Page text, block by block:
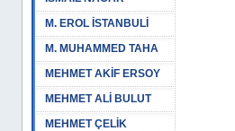
M. EROL İSTANBULİ
M. MUHAMMED TAHA
MEHMET AKİF ERSOY
MEHMET ALİ BULUT
MEHMET ÇELİK